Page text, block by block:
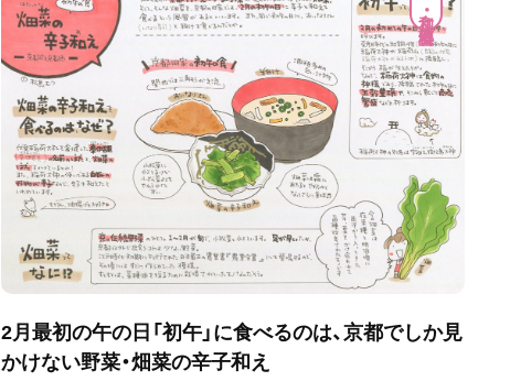
和食・郷土料理
2月最初の午の日「初午」に食べるのは、京都でしか見
かけない野菜・畑菜の辛子和え